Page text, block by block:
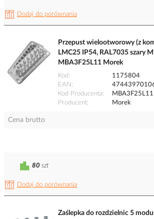
Dodaj do porównania
Przepust wielootworowy (z
LMC25 IP54, RAL7035 szary
MBA3F25L11 Morek
Kod
1175804
EAN
Kod Producenta
MBA3F25L11
Producent
Morek
Cena brutto
Dodaj do porównania
80 szt
Zaślepka do rozdzielnic 5